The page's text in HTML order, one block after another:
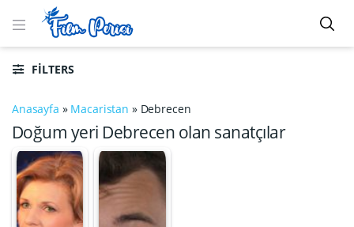
FILTERS
Anasayfa » Macaristan » Debrecen
Doğum yeri Debrecen olan sanatçılar